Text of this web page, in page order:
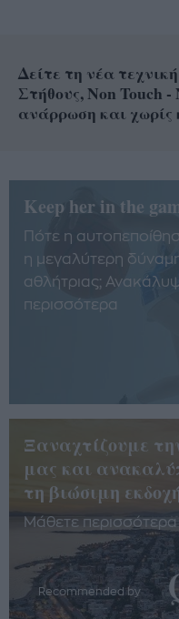
Δείτε τη νέα
Στήθους, Non Touch
ανάρρωση και χωρίς
Keep her in the
Πότε η
η μεγαλύτερη
αθλήτριας;
περισσότερα
Ξαναχτίζουμε
μας και
τη βιώσιμη
Μάθετε περισσότερα
Recommended by